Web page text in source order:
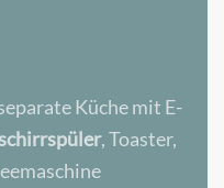
Küche mit E-
, Toaster,